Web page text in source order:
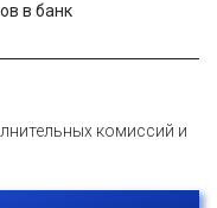
в банк
комиссий и